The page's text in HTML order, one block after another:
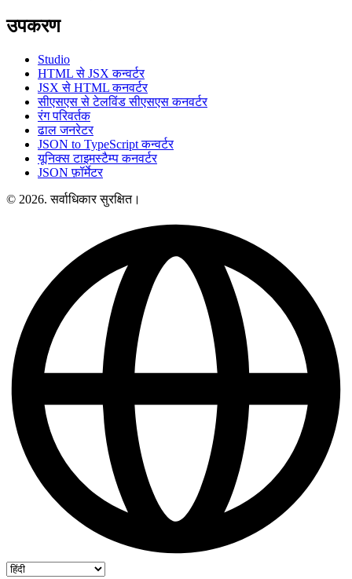
उपकरण
Studio
HTML से JSX कन्वर्टर
JSX से HTML कनवर्टर
सीएसएस से टेलविंड सीएसएस कनवर्टर
रंग परिवर्तक
ढाल जनरेटर
JSON to TypeScript कन्वर्टर
यूनिक्स टाइमस्टैम्प कनवर्टर
JSON फ़ॉर्मेटर
© 2026. सर्वाधिकार सुरक्षित।